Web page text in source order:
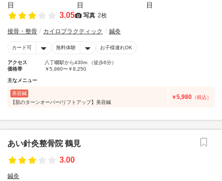
3.05 写真 2枚
接骨・整骨 カイロプラクティック 鍼灸
カード可 無料体験 お子様連れOK
アクセス
八丁畷駅から430m （徒歩6分）
価格帯
￥5,980〜￥8,250
主なメニュー
美容鍼
【肌のターンオーバー/リフトアップ】美容鍼
￥5,980 （税込）
あい針灸整骨院 鶴見
3.00
鍼灸